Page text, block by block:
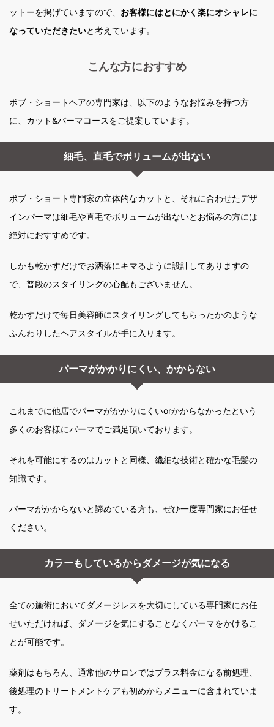
ットーを掲げていますので、 お客様にはとにかく楽にオシャレに
なっていただきたいと考えています。
こんな方におすすめ
ボブ・ショートヘアの専門家は、以下のようなお悩みを持つ方
に、カット&パーマコースをご提案しています。
細毛、直毛でボリュームが出ない
ボブ・ショート専門家の立体的なカットと、それに合わせたデザ
インパーマは細毛や直毛でボリュームが出ないとお悩みの方には
絶対におすすめです。
しかも乾かすだけでお洒落にキマるように設計してありますの
で、普段のスタイリングの心配もございません。
乾かすだけで毎日美容師にスタイリングしてもらったかのような
ふんわりしたヘアスタイルが手に入ります。
パーマがかかりにくい、かからない
これまでに他店でパーマがかかりにくいorかからなかったという
多くのお客様にパーマでご満足頂いております。
それを可能にするのはカットと同様、繊細な技術と確かな毛髪の
知識です。
パーマがかからないと諦めている方も、ぜひ一度専門家にお任せ
ください。
カラーもしているからダメージが気になる
全ての施術においてダメージレスを大切にしている専門家にお任
せいただければ、ダメージを気にすることなくパーマをかけるこ
とが可能です。
薬剤はもちろん、通常他のサロンではプラス料金になる前処理、
後処理のトリートメントケアも初めからメニューに含まれていま
す。